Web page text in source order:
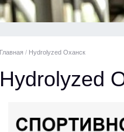
Главная / Hydrolyzed Оханск
Hydrolyzed